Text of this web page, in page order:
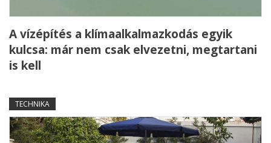
A vízépítés a klímaalkalmazkodás egyik
kulcsa: már nem csak elvezetni, megtartani
is kell
TECHNIKA